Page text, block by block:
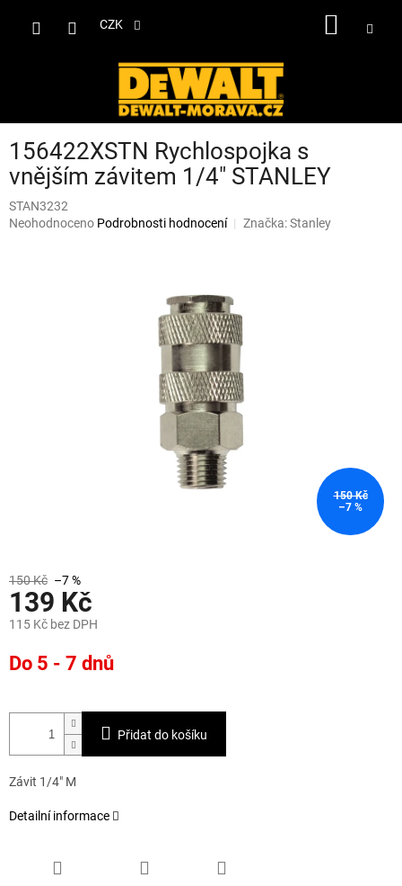
CZK
156422XSTN Rychlospojka s
vnějším závitem 1/4" STANLEY
STAN3232
Průměrné
Neohodnoceno Podrobnosti hodnocení Značka:Stanley
150 Kč
–7 %
150 Kč –7 %
139 Kč
115 Kč bez DPH
cena:
Do 5 - 7 dnů
Přidat do košíku
Závit 1/4" M
Detailní informace